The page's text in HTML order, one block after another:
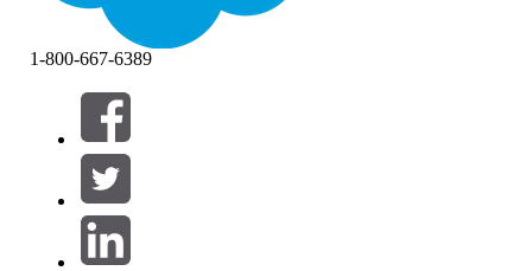
Filtros (0)
SELECCIONAR FILTROS
Área de productos
1-800-667-6389